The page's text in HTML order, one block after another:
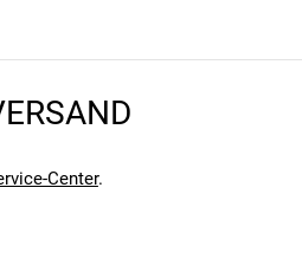
kann. Einen Fehler gefunden?
Center.